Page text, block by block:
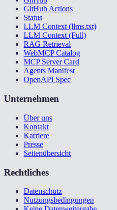
GitHub Actions
Status
LLM Context (llms.txt)
LLM Context (Full)
RAG Retrieval
WebMCP Catalog
MCP Server Card
Agents Manifest
OpenAPI Spec
Unternehmen
Über uns
Kontakt
Karriere
Presse
Seitenübersicht
Rechtliches
Datenschutz
Nutzungsbedingungen